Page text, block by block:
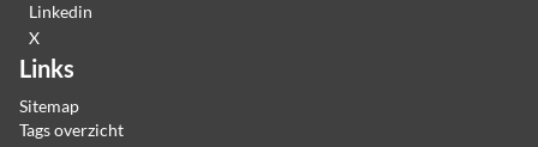
Linkedin
X
Links
Sitemap
Tags overzicht